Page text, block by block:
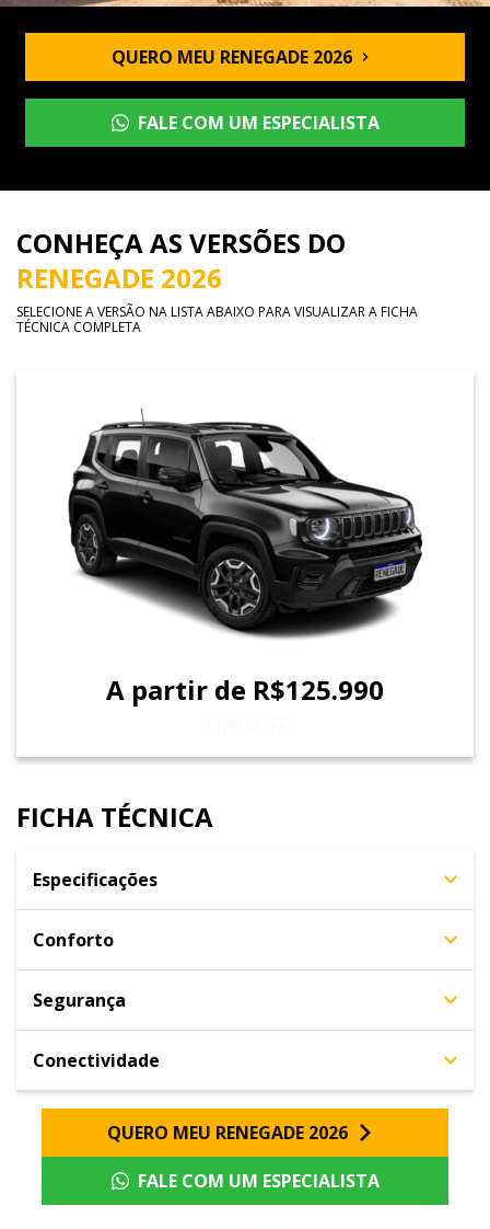
QUERO MEU RENEGADE 2026
FALE COM UM ESPECIALISTA
CONHEÇA AS VERSÕES DO
RENEGADE 2026
SELECIONE A VERSÃO NA LISTA ABAIXO PARA VISUALIZAR A FICHA
TÉCNICA COMPLETA
A partir de R$125.990
FICHA TÉCNICA
Especificações
Conforto
Segurança
Conectividade
QUERO MEU RENEGADE 2026
FALE COM UM ESPECIALISTA